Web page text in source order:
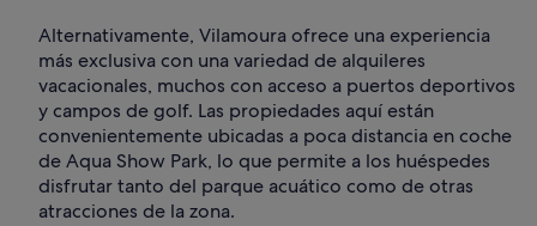
Alternativamente, Vilamoura ofrece una experiencia
más exclusiva con una variedad de alquileres
vacacionales, muchos con acceso a puertos deportivos
y campos de golf. Las propiedades aquí están
convenientemente ubicadas a poca distancia en coche
de Aqua Show Park, lo que permite a los huéspedes
disfrutar tanto del parque acuático como de otras
atracciones de la zona.